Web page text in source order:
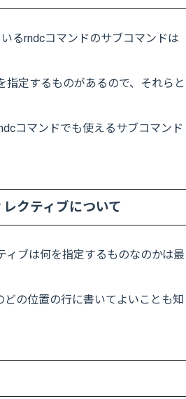
るrndcコマンドのサブコマンドは
指定するものがあるので、それらと
コマンドでも使えるサブコマンド
クティブについて
ィブは何を指定するものなのかは最
どの位置の行に書いてよいことも知